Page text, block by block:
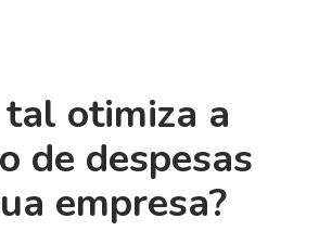
tal otimiza a
de despesas
empresa?